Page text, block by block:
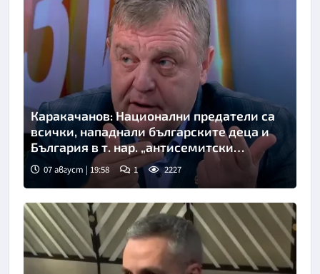
Снимка: бТВ
Каракачанов: Национални предатели са
всички, нападнали българските деца и
България в т. нар. „антисемитски
скандал“
07 август | 19:58 1 2227